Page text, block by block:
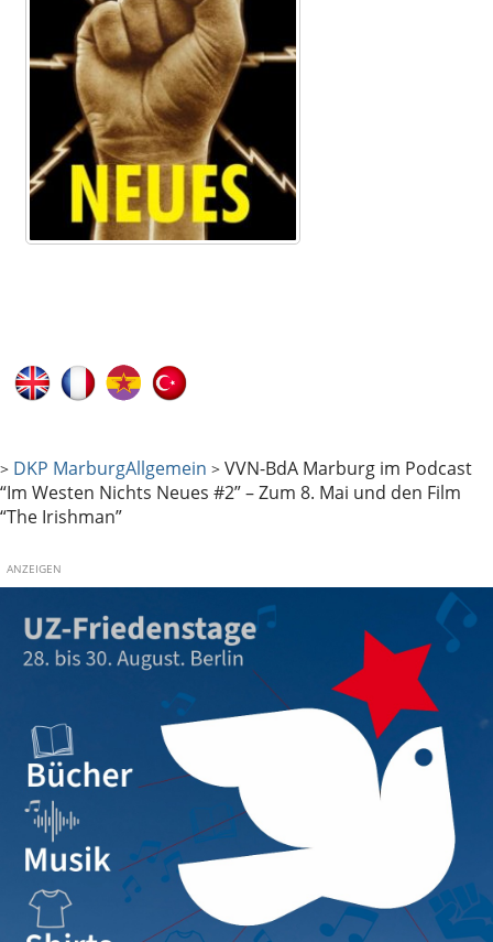
> DKP MarburgAllgemein > VVN-BdA Marburg im Podcast
“Im Westen Nichts Neues #2” – Zum 8. Mai und den Film
“The Irishman”
ANZEIGEN